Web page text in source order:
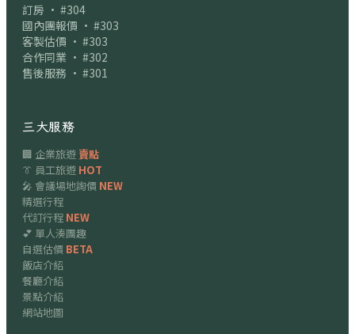
訂房 · #304
國內團報價 · #303
客製估價 · #303
合作同業 · #302
售後服務 · #301
三大服務
🏢 企業旅遊賣點
👔 員工旅遊 HOT
🎤 會議場地詢價 NEW
精選行程
代訂行程 NEW
💕 單人湊團趣
自選估價 BETA
飯店介紹
餐廳介紹
景點介紹
網站地圖